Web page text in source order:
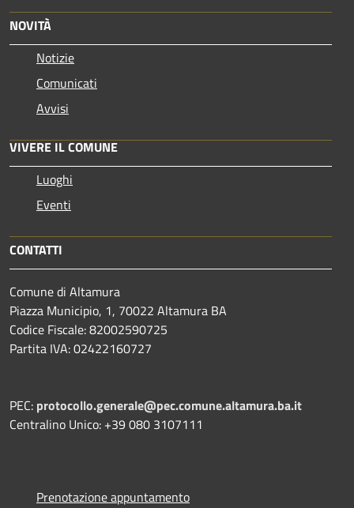
NOVITÀ
Notizie
Comunicati
Avvisi
VIVERE IL COMUNE
Luoghi
Eventi
CONTATTI
Comune di Altamura
Piazza Municipio, 1, 70022 Altamura BA
Codice Fiscale: 82002590725
Partita IVA: 02422160727
PEC: protocollo.generale@pec.comune.altamura.ba.it
Centralino Unico: +39 080 3107111
Prenotazione appuntamento